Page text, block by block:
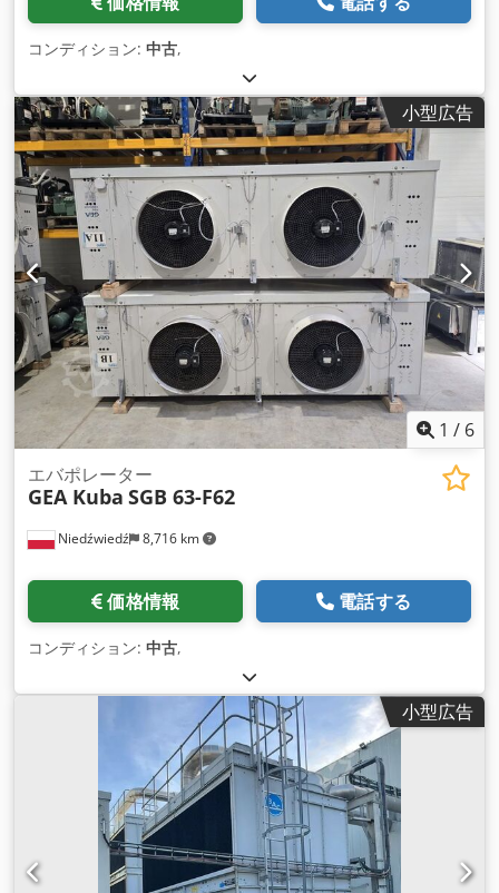
コンディション: 中古,
小型広告
1 / 6
Niedźwiedź 8,716 km
エバポレーター
GEA Kuba SGB 63-F62
価格情報 電話する
コンディション: 中古,
小型広告